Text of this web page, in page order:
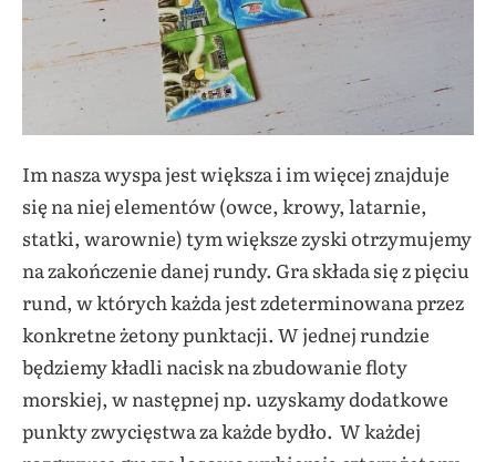
Im nasza wyspa jest większa i im więcej znajduje
się na niej elementów (owce, krowy, latarnie,
statki, warownie) tym większe zyski otrzymujemy
na zakończenie danej rundy. Gra składa się z pięciu
rund, w których każda jest zdeterminowana przez
konkretne żetony punktacji. W jednej rundzie
będziemy kładli nacisk na zbudowanie floty
morskiej, w następnej np. uzyskamy dodatkowe
punkty zwycięstwa za każde bydło. W każdej